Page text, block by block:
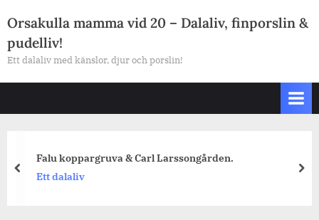
to
content
Orsakulla mamma vid 20 – Dalaliv, finporslin &
pudelliv!
Ett dalaliv med känslor, djur och porslin!
Falu koppargruva & Carl Larssongården.
Ett dalaliv
prev